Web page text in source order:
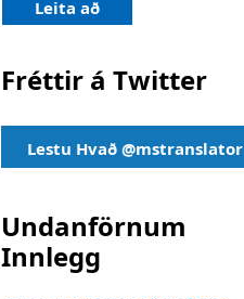
Leita að
Fréttir á Twitter
Lestu Hvað @mstranslator
Undanförnum
Innlegg